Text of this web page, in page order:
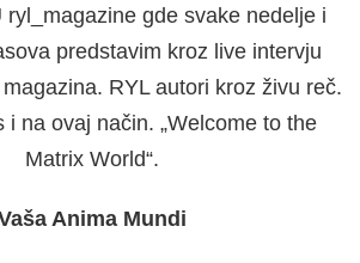
ryl_magazine gde svake nedelje i
predstavim kroz live intervju
RYL autori kroz živu reč.
i na ovaj način. „Welcome to the
Matrix World“.
Anima Mundi